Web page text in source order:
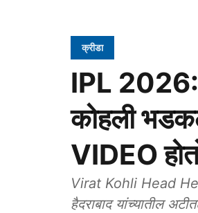
क्रीडा
IPL 2026:
कोहली
VIDEO
Virat Kohli Head
हैदराबाद यांच्यातील